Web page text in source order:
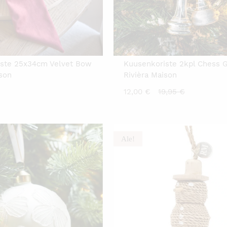
25x34cm Velvet Bow
Kuusenkoriste 2kpl Chess
Rivièra Maison
12,00 €
Nykyinen
12,00 €.
19,95€
19,95 €.
Ale!